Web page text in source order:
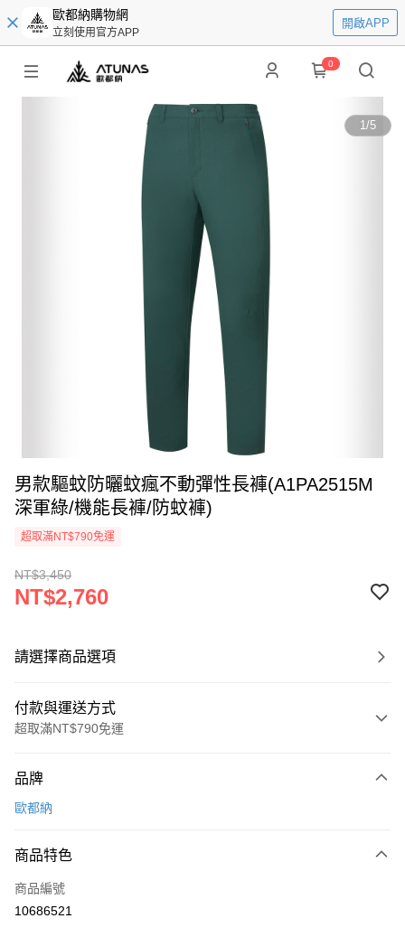
歐都納購物網
立刻使用官方APP
開啟APP
0
1/5
男款驅蚊防曬蚊瘋不動彈性長褲(A1PA2515M
深軍綠/機能長褲/防蚊褲)
超取滿NT$790免運
NT$3,450
NT$2,760
請選擇商品選項
付款與運送方式
超取滿NT$790免運
信用卡一次付款
3 期 0 利率 每期
合作金庫商業銀行
上海商業儲蓄銀行
合作金庫商業銀行
超商取貨付款
品牌
歐都納
商品特色
商品編號
10686521